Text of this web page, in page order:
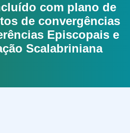
com plano de
de convergências
Episcopais e
Scalabriniana